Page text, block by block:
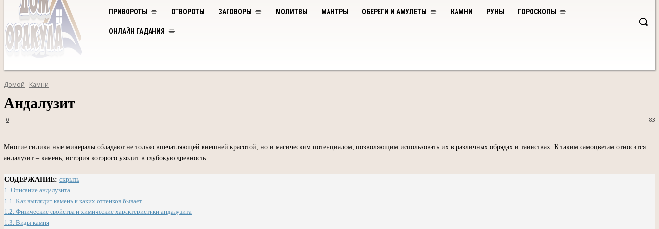
ПРИВОРОТЫ ОТВОРОТЫ ЗАГОВОРЫ МОЛИТВЫ МАНТРЫ ОБЕРЕГИ И АМУЛЕТЫ КАМНИ РУНЫ ГОРОСКОПЫ
ОНЛАЙН ГАДАНИЯ
Домой Камни
Андалузит
83
0
Многие силикатные минералы обладают не только впечатляющей внешней красотой, но и магическим потенциалом, позволяющим использовать их в различных обрядах и таинствах. К таким самоцветам относится
андалузит – камень, история которого уходит в глубокую древность.
СОДЕРЖАНИЕ: скрыть
1. Описание андалузита
1.1. Как выглядит камень и каких оттенков бывает
1.2. Физические свойства и химические характеристики андалузита
1.3. Виды камня